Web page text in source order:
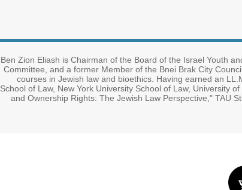
Ben Zion Eliash is Chairman of the Board of the Israel Youth
Committee, and a former Member of the Bnei Brak City
courses in Jewish law and bioethics. Having earned an
School of Law, New York University School of Law, University
and Ownership Rights: The Jewish Law Perspective," TAU